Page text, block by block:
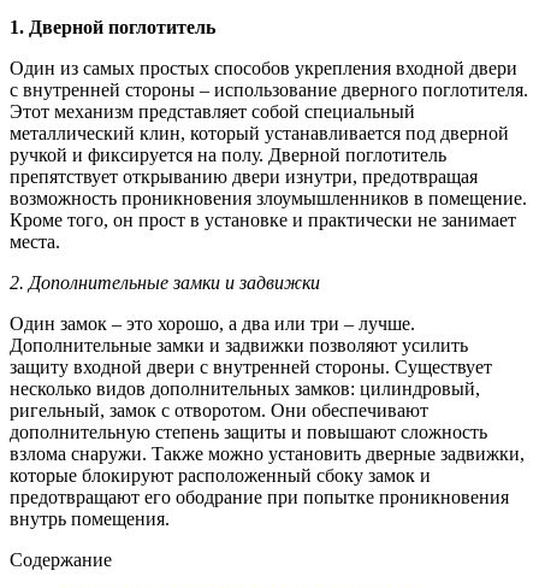
1. Дверной поглотитель
Один из самых простых способов укрепления входной двери
с внутренней стороны – использование дверного поглотителя.
Этот механизм представляет собой специальный
металлический клин, который устанавливается под дверной
ручкой и фиксируется на полу. Дверной поглотитель
препятствует открыванию двери изнутри, предотвращая
возможность проникновения злоумышленников в помещение.
Кроме того, он прост в установке и практически не занимает
места.
2. Дополнительные замки и задвижки
Один замок – это хорошо, а два или три – лучше.
Дополнительные замки и задвижки позволяют усилить
защиту входной двери с внутренней стороны. Существует
несколько видов дополнительных замков: цилиндровый,
ригельный, замок с отворотом. Они обеспечивают
дополнительную степень защиты и повышают сложность
взлома снаружи. Также можно установить дверные задвижки,
которые блокируют расположенный сбоку замок и
предотвращают его ободрание при попытке проникновения
внутрь помещения.
Содержание